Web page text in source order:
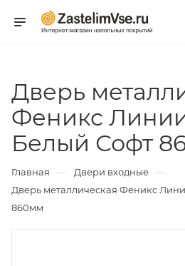
Дверь
Феникс
Белый Софт
Главная — Двери входные —
Дверь металлическая Феникс
860мм